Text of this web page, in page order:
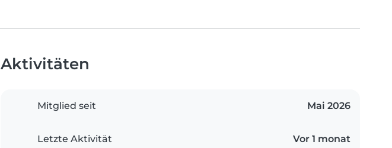
Aktivitäten
Mitglied seit Mai 2026
Letzte Aktivität Vor 1 monat